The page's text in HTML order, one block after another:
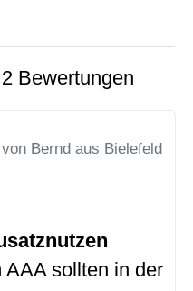
Bewertungen
Bernd aus Bielefeld
sollten in der